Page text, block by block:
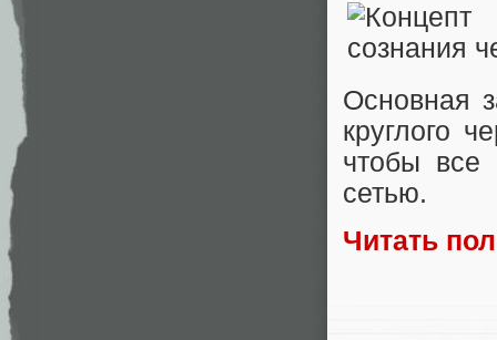
Основная
круглого
чтобы все
сетью.
Читать